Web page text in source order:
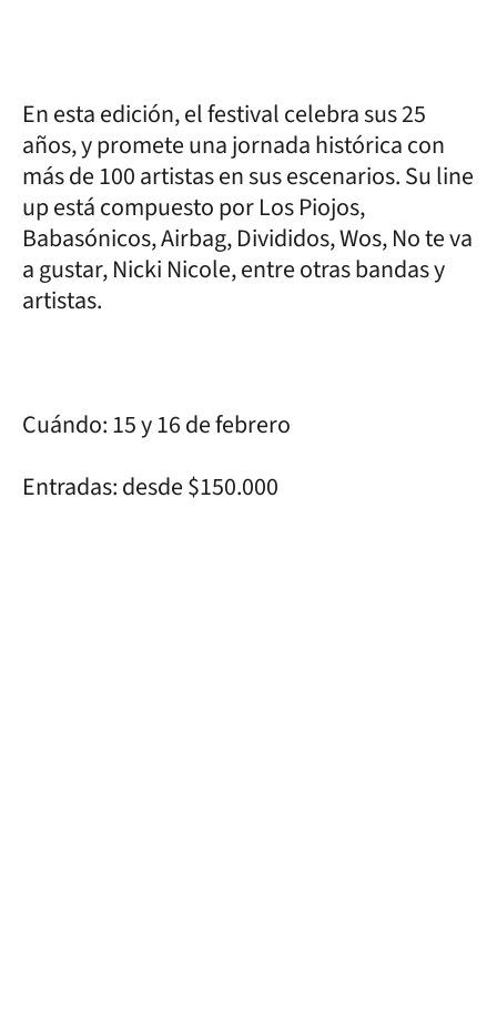
En esta edición, el festival celebra sus 25
años, y promete una jornada histórica con
más de 100 artistas en sus escenarios. Su line
up está compuesto por Los Piojos,
Babasónicos, Airbag, Divididos, Wos, No te va
a gustar, Nicki Nicole, entre otras bandas y
artistas.
Cuándo: 15 y 16 de febrero
Entradas: desde $150.000